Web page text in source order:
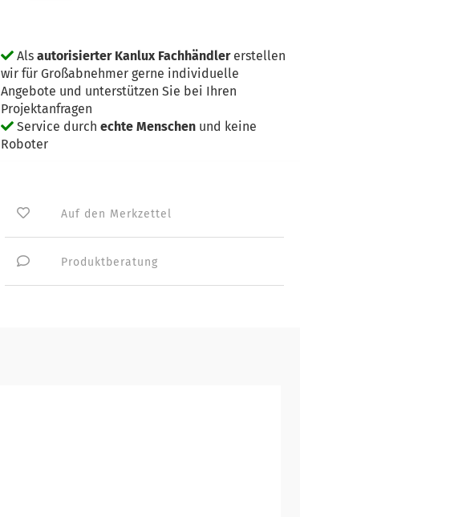
Als autorisierter Kanlux Fachhändlererstellen
wir für Großabnehmer gerne individuelle
Angebote und unterstützen Sie bei Ihren
Projektanfragen
Service durch echte Menschen und keine
Roboter
Auf den Merkzettel
Produktberatung